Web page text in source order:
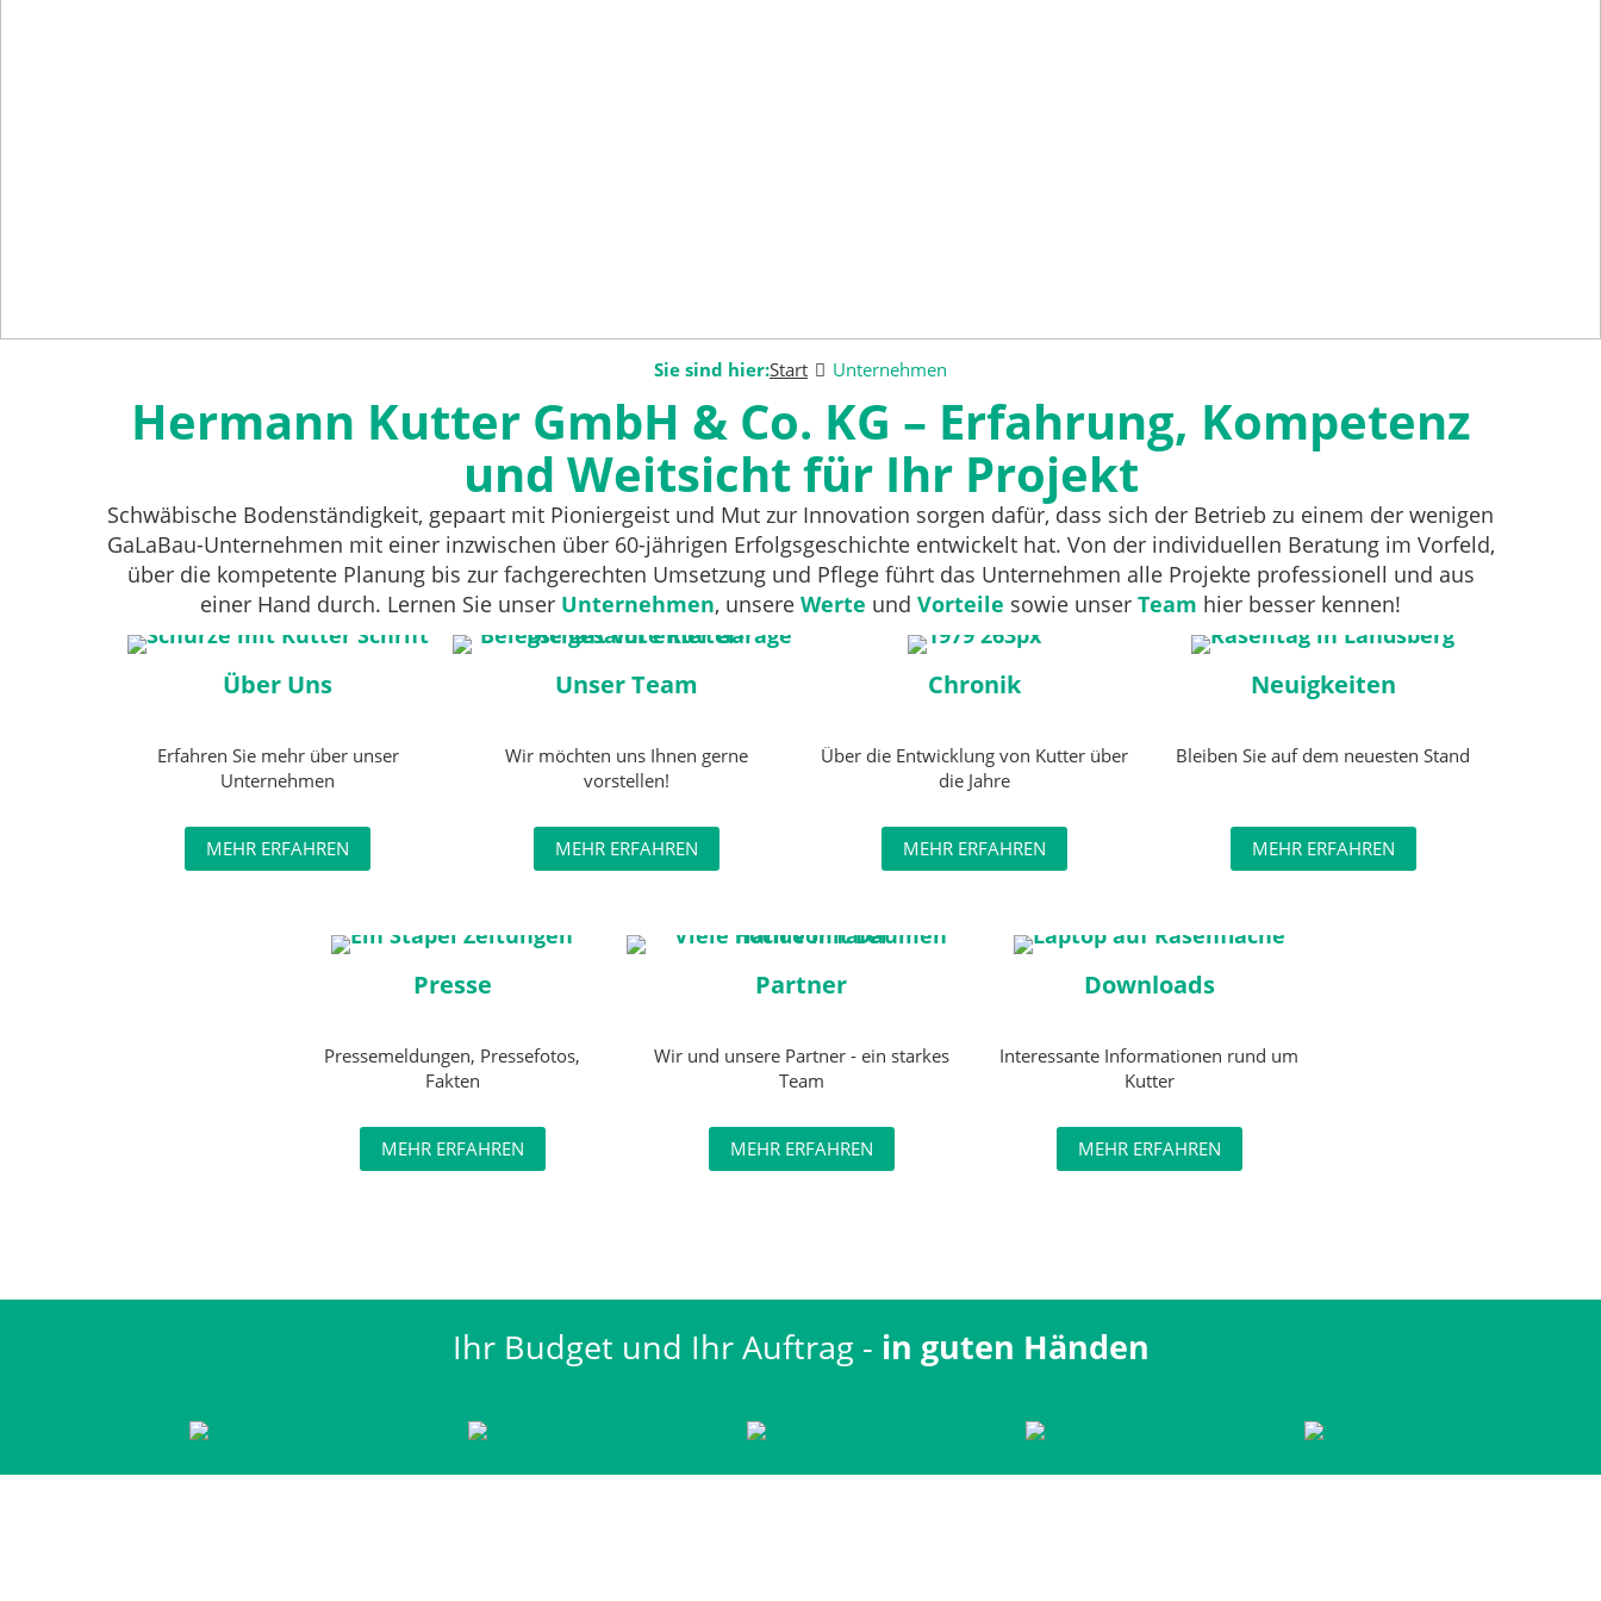
Sie sind hier:Start Unternehmen
Hermann Kutter GmbH & Co. KG – Erfahrung, Kompetenz
und Weitsicht für Ihr Projekt
Schwäbische Bodenständigkeit, gepaart mit Pioniergeist und Mut zur Innovation sorgen dafür, dass sich der Betrieb zu einem der wenigen
GaLaBau-Unternehmen mit einer inzwischen über 60-jährigen Erfolgsgeschichte entwickelt hat. Von der individuellen Beratung im Vorfeld,
über die kompetente Planung bis zur fachgerechten Umsetzung und Pflege führt das Unternehmen alle Projekte professionell und aus
einer Hand durch. Lernen Sie unser Unternehmen, unsere Werte und Vorteile sowie unser Team hier besser kennen!
Über Uns
Erfahren Sie mehr über unser
Unternehmen
MEHR ERFAHREN
Unser Team
Wir möchten uns Ihnen gerne
vorstellen!
MEHR ERFAHREN
Chronik
Über die Entwicklung von Kutter über
die Jahre
MEHR ERFAHREN
Neuigkeiten
Bleiben Sie auf dem neuesten Stand
MEHR ERFAHREN
Presse
Pressemeldungen, Pressefotos,
Fakten
MEHR ERFAHREN
Partner
Wir und unsere Partner - ein starkes
Team
MEHR ERFAHREN
Downloads
Interessante Informationen rund um
Kutter
MEHR ERFAHREN
Ihr Budget und Ihr Auftrag - in guten Händen